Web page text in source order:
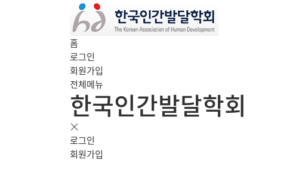
홈
로그인
회원가입
전체메뉴
한국인간발달학회
로그인
회원가입